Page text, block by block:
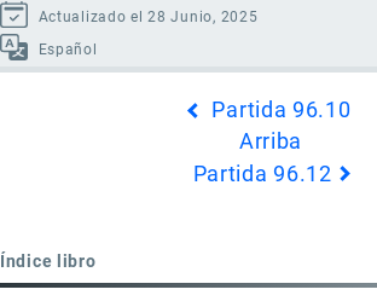
Actualizado el 28 Junio, 2025
Español
Partida 96.10
Arriba
Partida 96.12
Índice libro